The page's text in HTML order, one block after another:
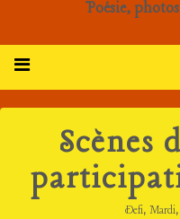
Poésie,
Scènes
Defi, Mardi,